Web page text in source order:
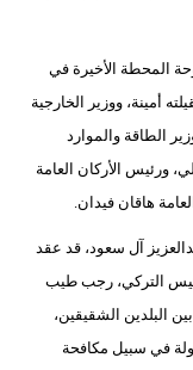
المحطة الأخيرة في
أمينة، ووزير الخارجية
الطاقة والموارد
ورئيس الأركان العامة
هاقان فيدان.
آل سعود، قد عقد
التركي، رجب طيب
البلدين الشقيقين،
في سبيل مكافحة